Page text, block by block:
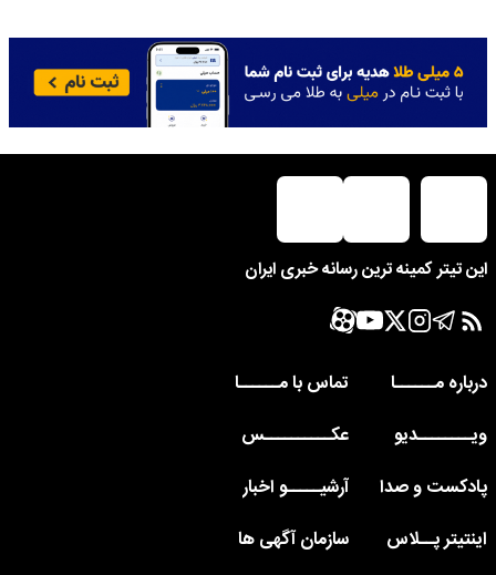
این تیتر کمینه ترین رسانه خبری ایران
درباره مــــــا
تماس با مــــــا
ویــــــــدیو
عکــــــــــس
پادکست و صدا
آرشیـــــو اخبار
اینتیتر پــلاس
سازمان آگهی ها